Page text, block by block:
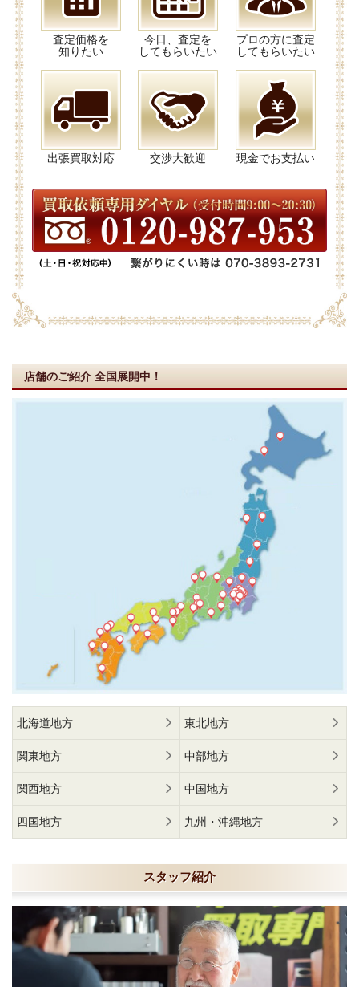
査定価格を
知りたい
今日、査定を
してもらいたい
プロの方に査定
してもらいたい
出張買取対応 交渉大歓迎 現金でお支払い
店舗のご紹介 全国展開中！
北海道地方 東北地方
関東地方 中部地方
関西地方 中国地方
四国地方 九州・沖縄地方
スタッフ紹介